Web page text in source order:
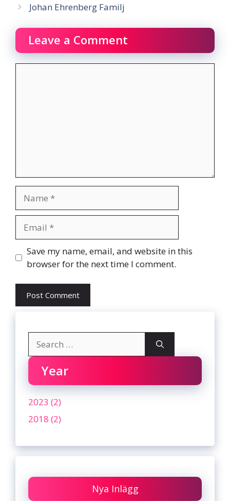
Johan Ehrenberg Familj
Leave a Comment
Website
Save my name, email, and website in this
browser for the next time I comment.
for:
Year
2023 (2)
2018 (2)
Nya Inlägg